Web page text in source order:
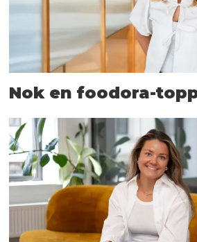
Nok en foodora-